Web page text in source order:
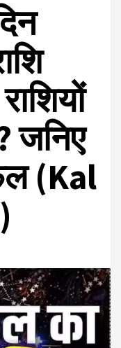
जनिए
(Kal